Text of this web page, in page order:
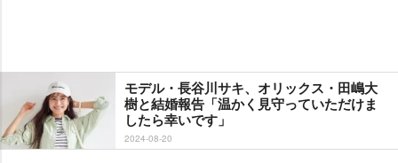
モデル・長谷川サキ、オリックス・田嶋大
樹と結婚報告「温かく見守っていただけま
したら幸いです」
2024-08-20